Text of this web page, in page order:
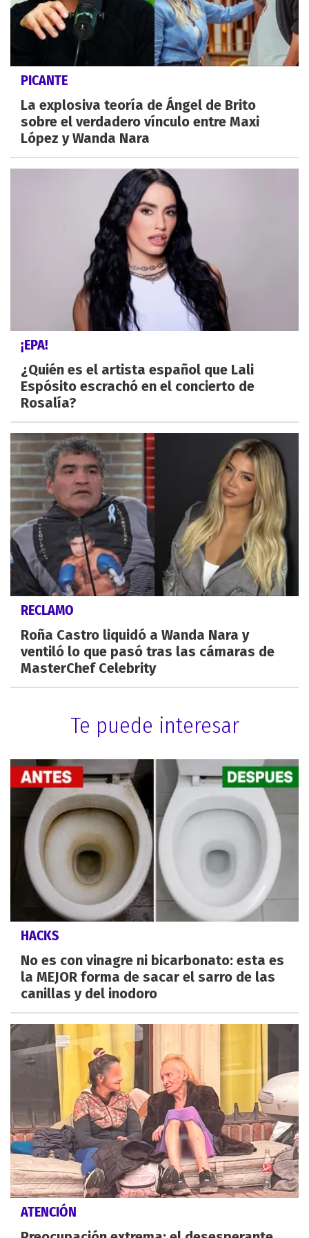
PICANTE
La explosiva teoría de Ángel de Brito
sobre el verdadero vínculo entre Maxi
López y Wanda Nara
¡EPA!
¿Quién es el artista español que Lali
Espósito escrachó en el concierto de
Rosalía?
RECLAMO
Roña Castro liquidó a Wanda Nara y
ventiló lo que pasó tras las cámaras de
MasterChef Celebrity
Te puede interesar
HACKS
No es con vinagre ni bicarbonato: esta es
la MEJOR forma de sacar el sarro de las
canillas y del inodoro
ATENCIÓN